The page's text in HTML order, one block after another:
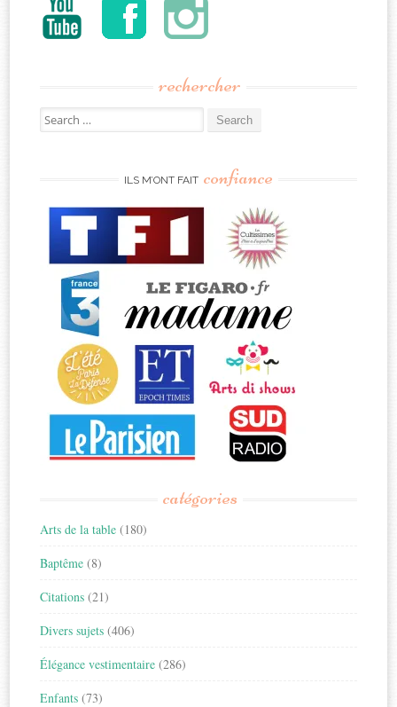
rechercher
Search
for:
ILS M’ONT FAIT confiance
catégories
Arts de la table (180)
Baptême (8)
Citations (21)
Divers sujets (406)
Élégance vestimentaire (286)
Enfants (73)